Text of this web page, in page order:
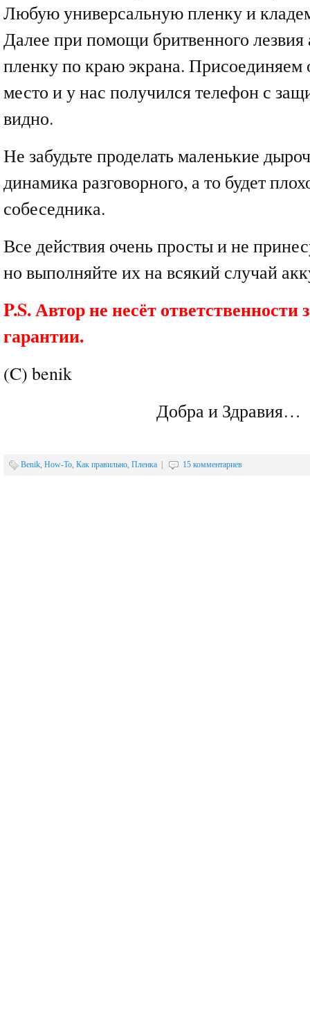
Любую универсальную пленку и
Далее при помощи бритвенного лезвия
пленку по краю экрана. Присоединяем
место и у нас получился телефон с
видно.
Не забудьте проделать маленькие
динамика разговорного, а то будет
собеседника.
Все действия очень просты и не
но выполняйте их на всякий случай
P.S. Автор не несёт ответственности
гарантии.
(C) benik
Добра и Здравия…
Benik, How-To, Как правильно, Пленка 15 комментариев